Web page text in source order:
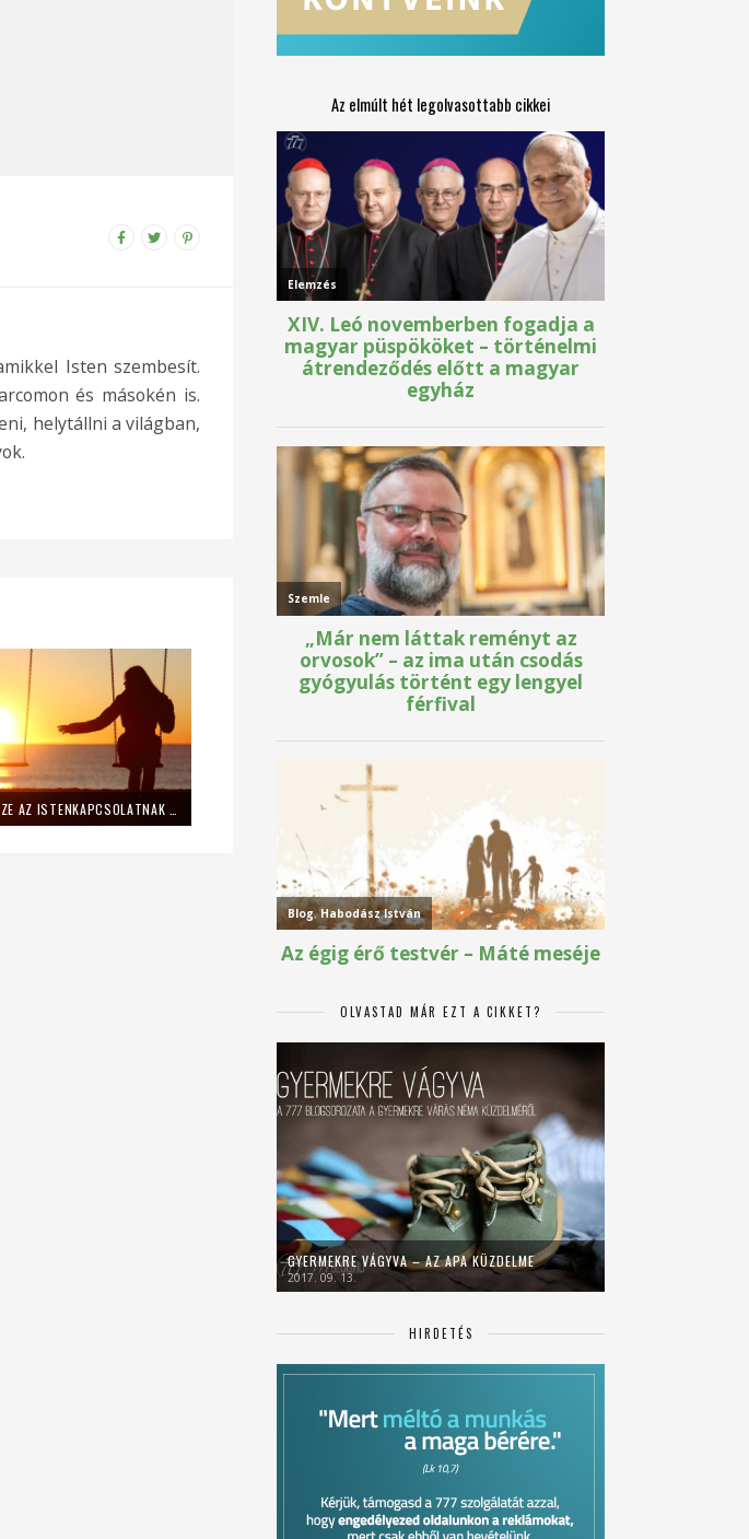
Isten szembesít.
és másokén is.
helytállni a világban,
Az elmúlt hét legolvasottabb cikkei
OLVASTAD MÁR EZT A CIKKET?
GYERMEKRE VÁGYVA – AZ APA KÜZDELME
2017. 09. 13.
HIRDETÉS